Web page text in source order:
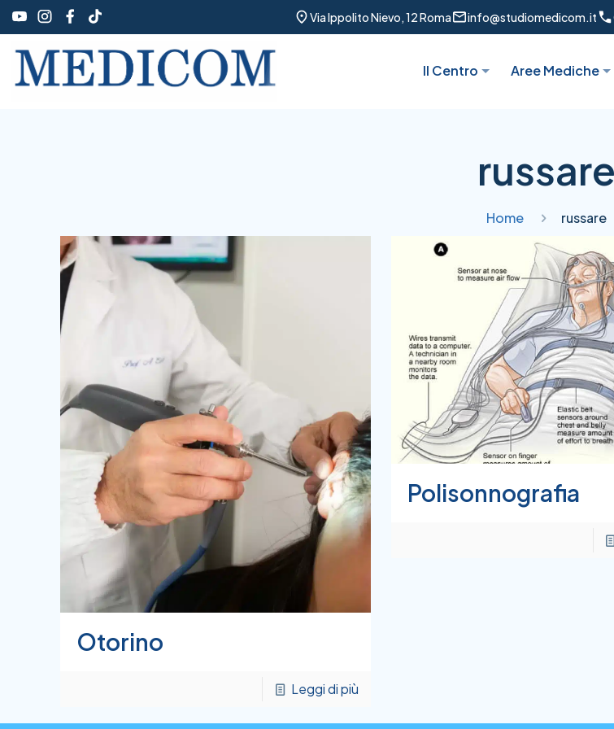
Via Ippolito Nievo, 12 Roma info@studiomedicom.it
Il Centro Aree Mediche
russare
Home russare
Otorino
Leggi di più
Polisonnografia